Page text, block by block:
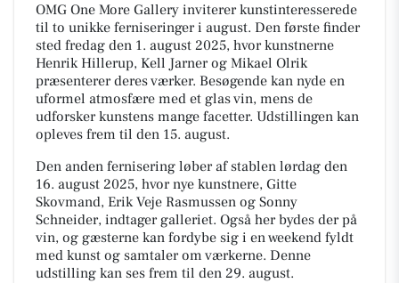
OMG One More Gallery inviterer kunstinteresserede
til to unikke ferniseringer i august. Den første finder
sted fredag den 1. august 2025, hvor kunstnerne
Henrik Hillerup, Kell Jarner og Mikael Olrik
præsenterer deres værker. Besøgende kan nyde en
uformel atmosfære med et glas vin, mens de
udforsker kunstens mange facetter. Udstillingen kan
opleves frem til den 15. august.
Den anden fernisering løber af stablen lørdag den
16. august 2025, hvor nye kunstnere, Gitte
Skovmand, Erik Veje Rasmussen og Sonny
Schneider, indtager galleriet. Også her bydes der på
vin, og gæsterne kan fordybe sig i en weekend fyldt
med kunst og samtaler om værkerne. Denne
udstilling kan ses frem til den 29. august.